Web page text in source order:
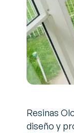
Resinas
diseño y